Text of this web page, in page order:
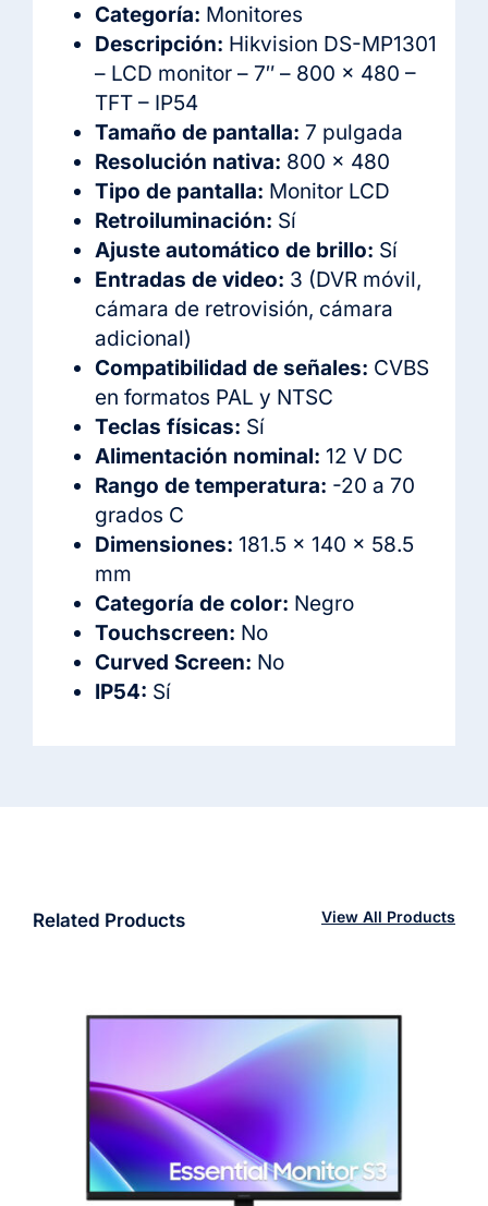
Categoría: Monitores
Descripción: Hikvision DS-MP1301
– LCD monitor – 7″ – 800 x 480 –
TFT – IP54
Tamaño de pantalla: 7 pulgada
Resolución nativa: 800 x 480
Tipo de pantalla: Monitor LCD
Retroiluminación: Sí
Ajuste automático de brillo: Sí
Entradas de video: 3 (DVR móvil,
cámara de retrovisión, cámara
adicional)
Compatibilidad de señales: CVBS
en formatos PAL y NTSC
Teclas físicas: Sí
Alimentación nominal: 12 V DC
Rango de temperatura: -20 a 70
grados C
Dimensiones: 181.5 x 140 x 58.5
mm
Categoría de color: Negro
Touchscreen: No
Curved Screen: No
IP54: Sí
Related Products View All Products